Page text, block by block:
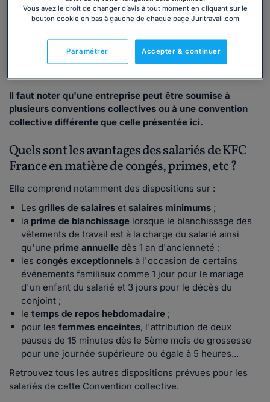
Si vous êtes salarié en tant que cuisinier, caissier, gérant,
KFC, vous devez vous référer àla convention collective
de la restauration rapide
(Brochure JO n°3245 - IDCC
Il faut noter qu'une entreprise peut être soumise à
plusieurs conventions collectives ou à une convention
collective différente que celle présentée ici.
Quels sont les avantages des salariés de KFC
France en matière de congés, primes, etc ?
Elle comprend notamment des dispositions sur :
Les grilles de salaires et salaires minimums ;
la prime de blanchissage lorsque le blanchissage des
vêtements de travail est à la charge du salarié ainsi
qu'une prime annuelle dès 1 an d'ancienneté ;
les congés exceptionnels à l'occasion de certains
événements familiaux comme 1 jour pour le mariage
d'un enfant du salarié et 3 jours pour le décès du
conjoint ;
le temps de repos hebdomadaire ;
pour les femmes enceintes, l'attribution de deux
pauses de 15 minutes dès le 5ème mois de grossesse
pour une journée supérieure ou égale à 5 heures...
Retrouvez tous les autres dispositions prévues pour les
salariés de cette Convention collective.
Vous avez le droit de changer d’avis à tout moment en cliquant sur le
bouton cookie en bas à gauche de chaque page Juritravail.com
Accepter & continuer
Paramétrer